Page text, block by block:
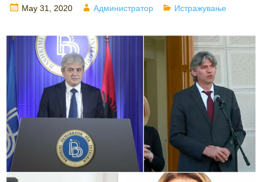
Posted
May 31, 2020 Author
Администратор Categories
Истражување